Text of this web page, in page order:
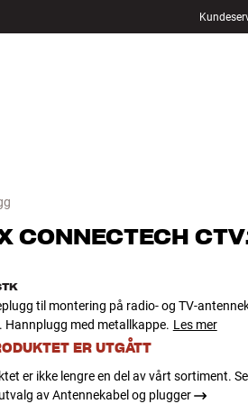
CONNECTECH
til montering på radio- og TV-
Hannplugg med metallkappe. Les mer
ER UTGÅTT
er ikke lengre en del av vårt sortiment.
av Antennekabel og plugger